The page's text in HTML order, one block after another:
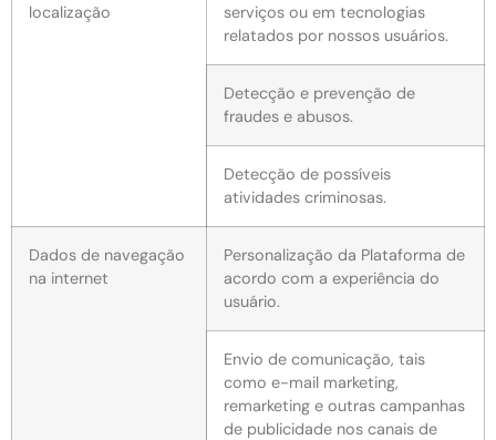
localização
serviços ou em tecnologias
relatados por nossos usuários.
Detecção e prevenção de
fraudes e abusos.
Detecção de possíveis
atividades criminosas.
Dados de navegação
na internet
Personalização da Plataforma de
acordo com a experiência do
usuário.
Envio de comunicação, tais
como e-mail marketing,
remarketing e outras campanhas
de publicidade nos canais de